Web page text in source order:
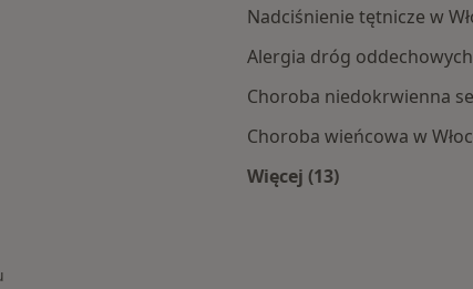
Nadciśnienie tętnicze w
Alergia dróg oddechowych
Choroba niedokrwienna
Choroba wieńcowa w
Więcej (13)